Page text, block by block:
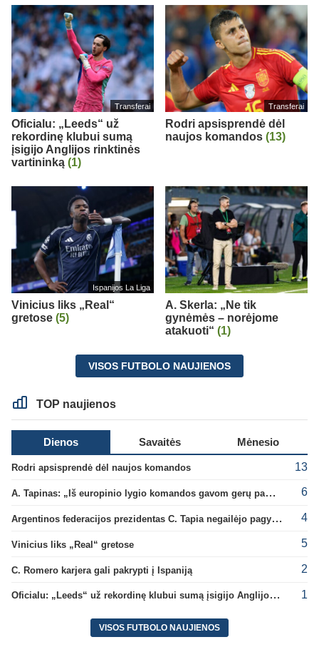
Transferai
Oficialu: „Leeds“ už
rekordinę klubui sumą
įsigijo Anglijos rinktinės
vartininką (1)
Transferai
Rodri apsisprendė dėl
naujos komandos (13)
Ispanijos La Liga
Vinicius liks „Real“
gretose (5)
A. Skerla: „Ne tik
gynėmės – norėjome
atakuoti“ (1)
VISOS FUTBOLO NAUJIENOS
TOP naujienos
Dienos Savaitės Mėnesio
Rodri apsisprendė dėl naujos komandos 13
A. Tapinas: „Iš europinio lygio komandos gavom gerų pamokų“ 6
Argentinos federacijos prezidentas C. Tapia negailėjo pagyrų G. Infantino 4
Vinicius liks „Real“ gretose 5
C. Romero karjera gali pakrypti į Ispaniją 2
Oficialu: „Leeds“ už rekordinę klubui sumą įsigijo Anglijos rinktinės vartininką 1
VISOS FUTBOLO NAUJIENOS